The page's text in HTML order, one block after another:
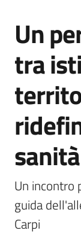
Novità
Menu
Servizi
Vivere
il
Comune
Prenotazione
appuntamento
Salta al contenuto
Un
tra
Un incontro
guida
Carpi